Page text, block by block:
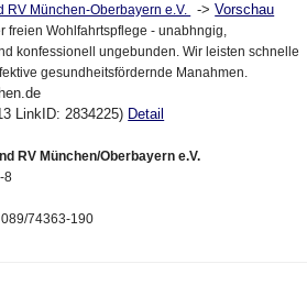
RV München-Oberbayern e.V. ->Vorschau
freien Wohlfahrtspflege - unabhngig,
konfessionell ungebunden. Wir leisten schnelle
gesundheitsfördernde Manahmen.
LinkID: 2834225) Detail
RV München/Oberbayern e.V.
8
74363-190